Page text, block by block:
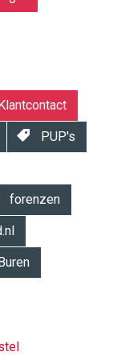
Klantcontact
PUP's
forenzen